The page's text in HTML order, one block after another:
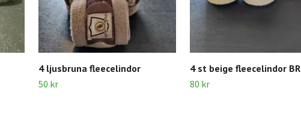
4 ljusbruna fleecelindor
50 kr
4 st beige fleecelindor BR
80 kr